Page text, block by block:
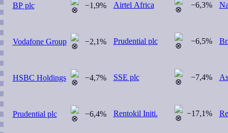
BP plc −1,9%
Vodafone Group −2,1%
HSBC Holdings −4,7%
Prudential plc −6,4%
Airtel Africa −6,3%
Prudential plc −6,5%
SSE plc −7,4%
Rentokil Initi. −17,1%